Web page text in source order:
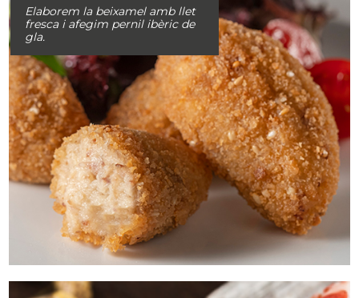
Elaborem la beixamel amb llet
fresca i afegim pernil ibèric de
gla.